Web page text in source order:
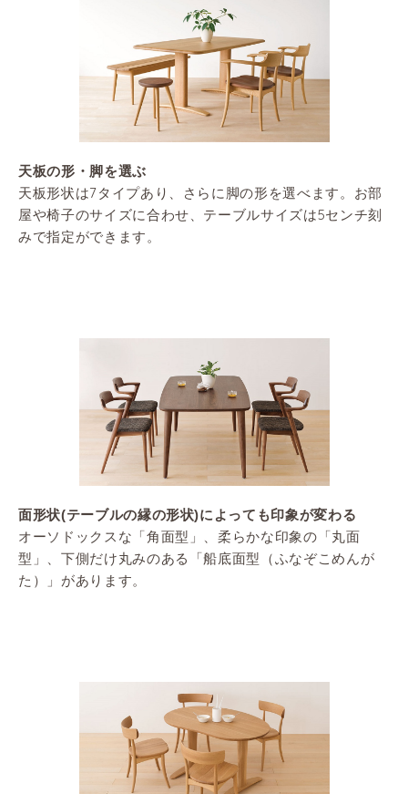
天板の形・脚を選ぶ
天板形状は7タイプあり、さらに脚の形を選べます。お部
屋や椅子のサイズに合わせ、テーブルサイズは5センチ刻
みで指定ができます。
面形状(テーブルの縁の形状)によっても印象が変わる
オーソドックスな「角面型」、柔らかな印象の「丸面
型」、下側だけ丸みのある「船底面型（ふなぞこめんが
た）」があります。